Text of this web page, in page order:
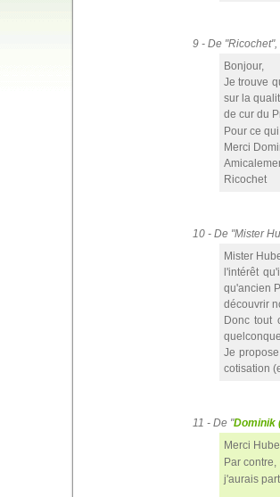
9 - De
Bonjour,
Je trouve
sur la
de cur du
Pour ce
Merci
Ricochet
10 - De "Mister
Mister
l'intérêt
qu'ancien
découvrir
Donc
Je
cotisation
11 - De "Dominik
Merci
Par
j'aurais